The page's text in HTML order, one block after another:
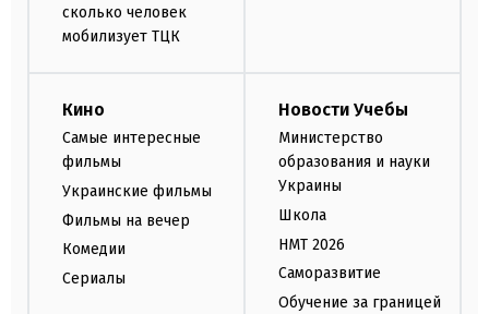
сколько человек
мобилизует ТЦК
Кино
Самые интересные
фильмы
Украинские фильмы
Фильмы на вечер
Комедии
Сериалы
Новости Учебы
Министерство
образования и науки
Украины
Школа
НМТ 2026
Саморазвитие
Обучение за границей